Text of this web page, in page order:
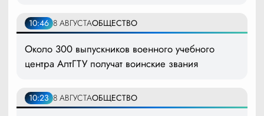
10:46 8 АВГУСТАОБЩЕСТВО
Около 300 выпускников военного учебного
центра АлтГТУ получат воинские звания
10:23 8 АВГУСТАОБЩЕСТВО